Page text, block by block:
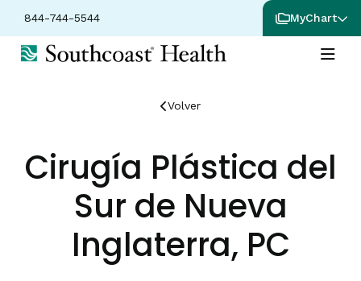
844-744-5544 MyChart
Volver
Cirugía Plástica del
Sur de Nueva
Inglaterra, PC